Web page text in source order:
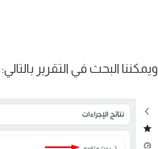
ويمكننا البحث في التقرير بالتالي: